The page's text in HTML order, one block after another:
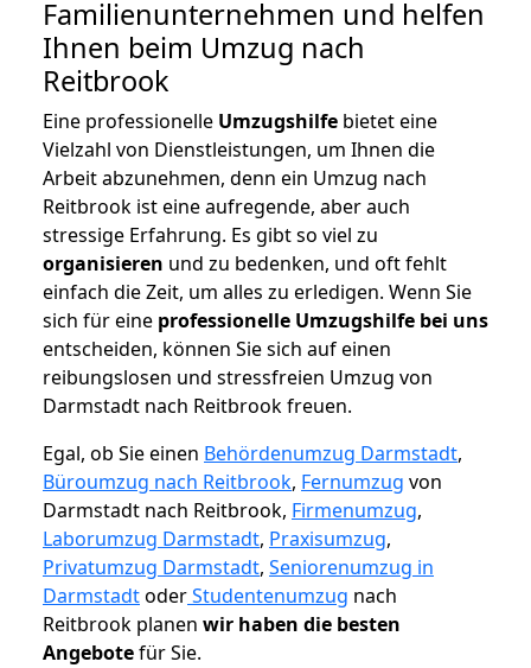
Familienunternehmen und helfen
Ihnen beim Umzug nach
Reitbrook
Eine professionelle Umzugshilfe bietet eine
Vielzahl von Dienstleistungen, um Ihnen die
Arbeit abzunehmen, denn ein Umzug nach
Reitbrook ist eine aufregende, aber auch
stressige Erfahrung. Es gibt so viel zu
organisieren und zu bedenken, und oft fehlt
einfach die Zeit, um alles zu erledigen. Wenn Sie
sich für eine professionelle Umzugshilfe bei uns
entscheiden, können Sie sich auf einen
reibungslosen und stressfreien Umzug von
Darmstadt nach Reitbrook freuen.
Egal, ob Sie einen Behördenumzug Darmstadt,
Büroumzug nach Reitbrook, Fernumzug von
Darmstadt nach Reitbrook, Firmenumzug,
Laborumzug Darmstadt, Praxisumzug,
Privatumzug Darmstadt, Seniorenumzug in
DarmstadtoderStudentenumzug nach
Reitbrook planen wir haben die besten
Angebotefür Sie.